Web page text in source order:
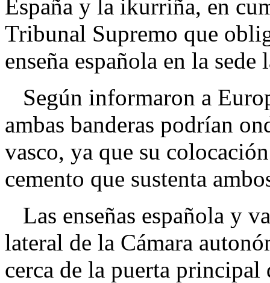
España y la ikurriña, en
Tribunal Supremo que
enseña española en la
Según informaron a
ambas banderas podrían
vasco, ya que su
cemento que sustenta
Las enseñas española y
lateral de la Cámara
cerca de la puerta principal